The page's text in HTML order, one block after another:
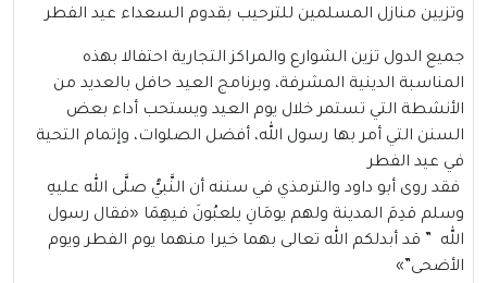
وتزيين منازل المسلمين للترحيب بقدوم السعداء عيد الفطر
جميع الدول تزين الشوارع والمراكز التجارية احتفالا بهذه
المناسبة الدينية المشرفة، وبرنامج العيد حافل بالعديد من
الأنشطة التي تستمر خلال يوم العيد ويستحب أداء بعض
السنن التي أمر بها رسول الله، أفضل الصلوات، وإتمام التحية
في عيد الفطر
فقد روى أبو داود والترمذي في سننه أن النَّبيُّ صلَّى الله عليهِ
وسلم قدِمَ المدينة ولهم يومَانِ يلعبُونَ فيهِمَا «فقال رسول
الله ” قد أبدلكم الله تعالى بهما خيرا منهما يوم الفطر ويوم
الأضحى”»